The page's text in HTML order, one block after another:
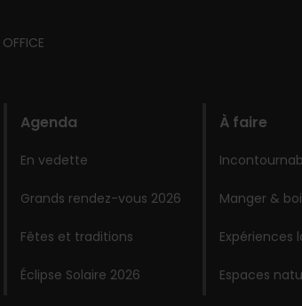
Agenda
En vedette
Grands rendez-vous 2026
Fêtes et traditions
Éclipse Solaire 2026
À faire
Manger &
Expériences
Espaces